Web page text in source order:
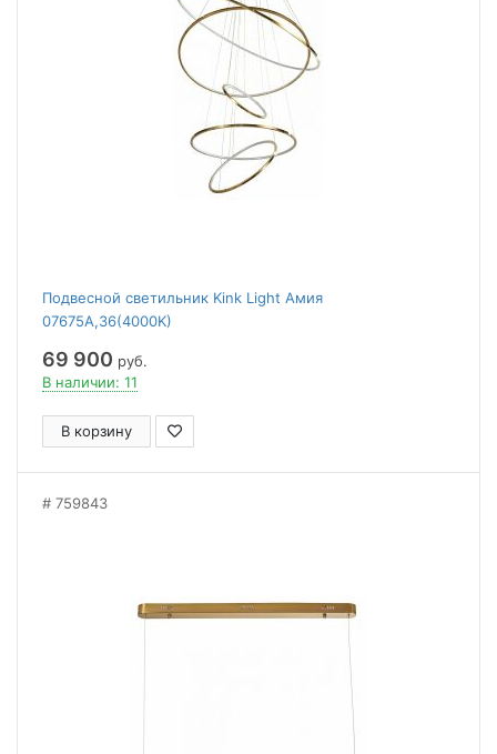
Подвесной светильник Kink Light Амия
07675A,36(4000K)
69 900 руб.
В наличии: 11
В корзину
759843